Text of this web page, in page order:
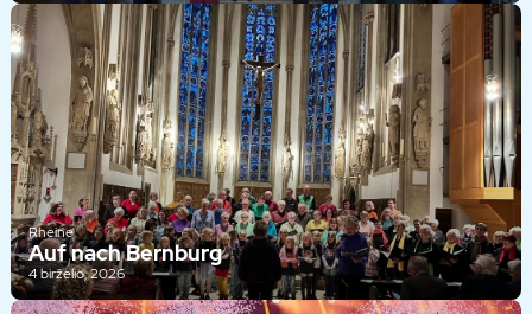
Rheine
Auf nach Bernburg
4 birželio, 2026